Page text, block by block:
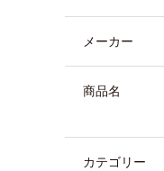
メーカー
商品名
カテゴリー